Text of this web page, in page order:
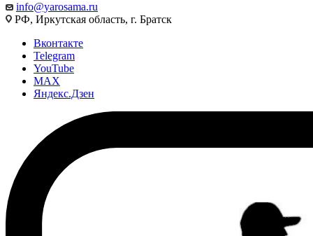
info@yarosama.ru
РФ, Иркутская область, г. Братск
Вконтакте
Telegram
YouTube
MAX
Яндекс.Дзен